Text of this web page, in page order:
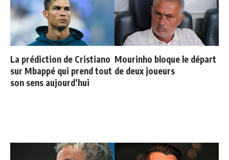
La prédiction de Cristiano
sur Mbappé qui prend tout
son sens aujourd’hui
Mourinho bloque le départ
de deux joueurs